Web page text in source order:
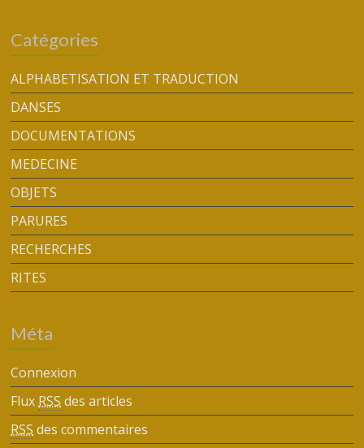
Catégories
ALPHABETISATION ET TRADUCTION
DANSES
DOCUMENTATIONS
MEDECINE
OBJETS
PARURES
RECHERCHES
RITES
Méta
Connexion
Flux RSS des articles
RSS des commentaires